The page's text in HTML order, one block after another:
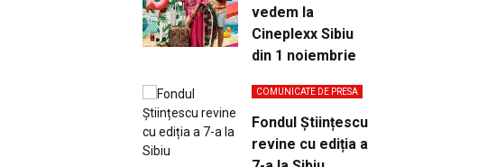
vedem la
Cineplexx Sibiu
din 1 noiembrie
COMUNICATE DE PRESA
Fondul Științescu
revine cu ediția a